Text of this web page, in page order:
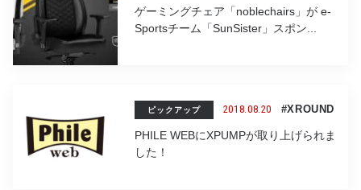
ゲーミングチェア「noblechairs」が e-
Sportsチーム「SunSister」スポン...
ピックアップ 2018.08.20 #XROUND
PHILE WEBにXPUMPが取り上げられま
した！